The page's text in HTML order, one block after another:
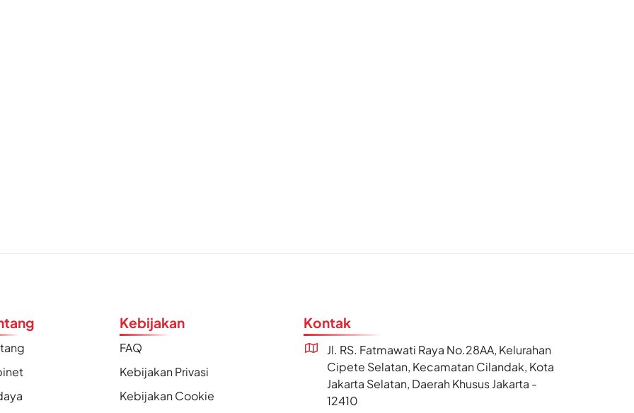
Kebijakan
FAQ
Kebijakan Privasi
Kebijakan Cookie
Kontak
Jl. RS. Fatmawati Raya No.28AA, Kelurahan
Cipete Selatan, Kecamatan Cilandak, Kota
Jakarta Selatan, Daerah Khusus Jakarta -
12410